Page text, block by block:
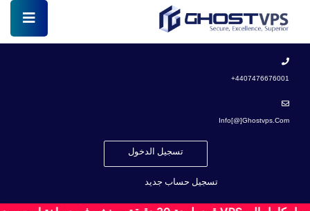
4407476676001+
Info[@]ghostvps.com
تسجيل الدخول
تسجيل حساب جديد